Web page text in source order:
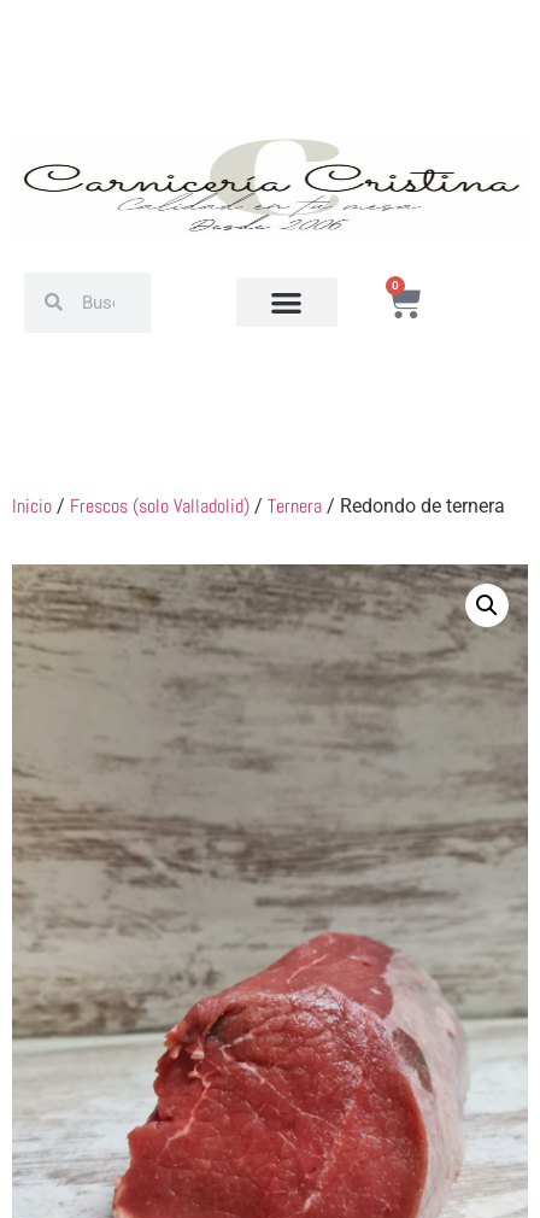
0
Inicio / Frescos (solo Valladolid) / Ternera / Redondo de ternera